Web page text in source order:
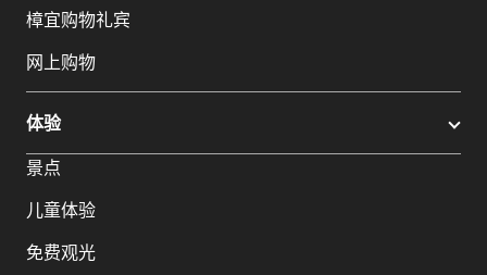
樟宜购物礼宾
网上购物
体验
景点
儿童体验
免费观光